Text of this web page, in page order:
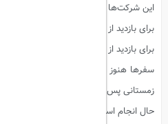
این شرکت‌ها اعلام کرده‌اند که
برای بازدید از دیگر نقاط این کشور نیز
سفرها هنوز مشخص نشده است، اما
زمستانی پس از دریافت مجوز بازدید از
حال انجام است.